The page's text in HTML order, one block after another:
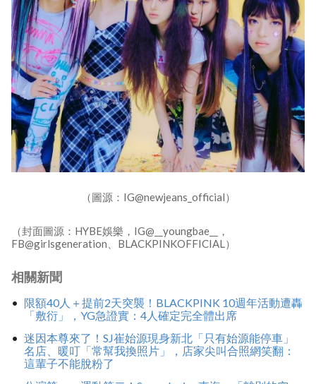
（圖源：IG@newjeans_official）
（封面圖源：HYBE娛樂，IG@__youngbae__，
FB@girlsgeneration、BLACKPINKOFFICIAL）
相關新聞
限額40人＋提前2天突襲！BLACKPINK 10週年活動遭轟
「敷衍」，YG急證實：4人確定完全體出席
迷因本尊來了！SJ崔始源現身新北「只有始源能停車」
名店、暖叮「常幫我換照片」，店家尖叫合照網笑翻：
這輩子不能脫粉了